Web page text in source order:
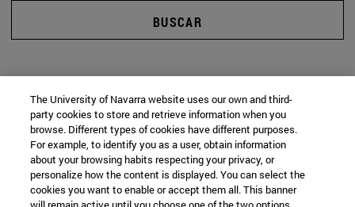
BUSCAR
The University of Navarra website uses our own and third-
party cookies to store and retrieve information when you
browse. Different types of cookies have different purposes.
For example, to identify you as a user, obtain information
about your browsing habits respecting your privacy, or
personalize how the content is displayed. You can select the
cookies you want to enable or accept them all. This banner